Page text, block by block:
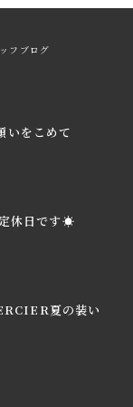
フブログ
いをこめて
休日です☀
夏の装い